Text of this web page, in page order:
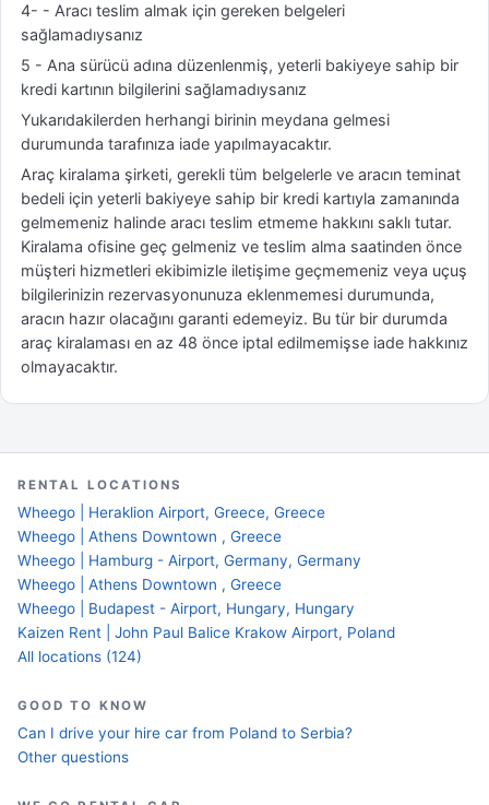
4- - Aracı teslim almak için gereken belgeleri
sağlamadıysanız
5 - Ana sürücü adına düzenlenmiş, yeterli bakiyeye sahip bir
kredi kartının bilgilerini sağlamadıysanız
Yukarıdakilerden herhangi birinin meydana gelmesi
durumunda tarafınıza iade yapılmayacaktır.
Araç kiralama şirketi, gerekli tüm belgelerle ve aracın teminat
bedeli için yeterli bakiyeye sahip bir kredi kartıyla zamanında
gelmemeniz halinde aracı teslim etmeme hakkını saklı tutar.
Kiralama ofisine geç gelmeniz ve teslim alma saatinden önce
müşteri hizmetleri ekibimizle iletişime geçmemeniz veya uçuş
bilgilerinizin rezervasyonunuza eklenmemesi durumunda,
aracın hazır olacağını garanti edemeyiz. Bu tür bir durumda
araç kiralaması en az 48 önce iptal edilmemişse iade hakkınız
olmayacaktır.
RENTAL LOCATIONS
Wheego | Heraklion Airport, Greece, Greece
Wheego | Athens Downtown , Greece
Wheego | Hamburg - Airport, Germany, Germany
Wheego | Athens Downtown , Greece
Wheego | Budapest - Airport, Hungary, Hungary
Kaizen Rent | John Paul Balice Krakow Airport, Poland
All locations (124)
GOOD TO KNOW
Can I drive your hire car from Poland to Serbia?
Other questions